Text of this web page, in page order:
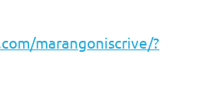
marangoniscrive/?